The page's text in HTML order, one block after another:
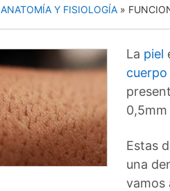
ANATOMÍA Y FISIOLOGÍA »
La piel
Estas
una
vamos